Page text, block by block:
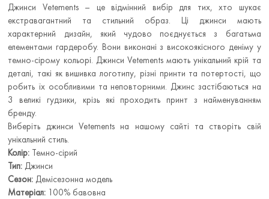
Джинси Vetements – це відмінний вибір для тих, хто шукає
екстравагантний та стильний образ. Ці джинси мають
характерний дизайн, який чудово поєднується з багатьма
елементами гардеробу. Вони виконані з високоякісного деніму у
темно-сірому кольорі. Джинси Vetements мають унікальний крій та
деталі, такі як вишивка логотипу, різні принти та потертості, що
робить їх особливими та неповторними. Джинс застібаються на
3 великі гудзики, крізь які проходить принт з найменуванням
бренду.
Виберіть джинси Vetements на нашому сайті та створіть свій
унікальний стиль.
Колір: Темно-сірий
Тип: Джинси
Сезон: Демісезонна модель
Матеріал: 100% бавовна